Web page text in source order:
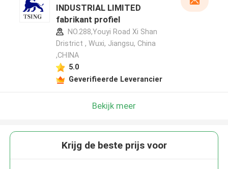
INDUSTRIAL LIMITED
fabrikant profiel
NO.288,Youyi Road Xi Shan
Dristrict , Wuxi, Jiangsu, China
,CHINA
5.0
Geverifieerde Leverancier
Bekijk meer
Krijg de beste prijs voor